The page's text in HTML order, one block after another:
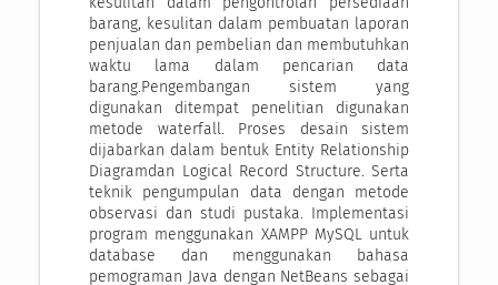
barang, kesulitan dalam pembuatan laporan
penjualan dan pembelian dan membutuhkan
waktu lama dalam pencarian data
barang.Pengembangan sistem yang
digunakan ditempat penelitian digunakan
metode waterfall. Proses desain sistem
dijabarkan dalam bentuk Entity Relationship
Diagramdan Logical Record Structure. Serta
teknik pengumpulan data dengan metode
observasi dan studi pustaka. Implementasi
program menggunakan XAMPP MySQL untuk
database dan menggunakan bahasa
pemograman Java dengan NetBeans sebagai